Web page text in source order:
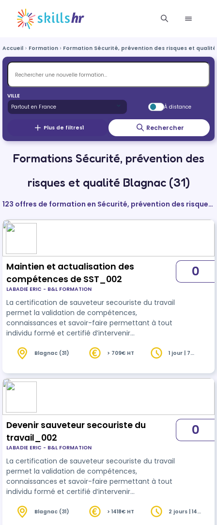
Accueil Formation Formation Sécurité, prévention des risques et qualité
VILLE
À distance
Plus de filtres1 Rechercher
Formations Sécurité, prévention des
risques et qualité Blagnac (31)
123 offres de formation en Sécurité, prévention des risques
et qualité
Maintien et actualisation des
compétences de SST_002
LABADIE ERIC - B&L FORMATION
La certification de sauveteur secouriste du travail
permet la validation de compétences,
connaissances et savoir-faire permettant à tout
individu formé et certifié d’intervenir
en matière deprévention, de mettre en
santé et sécurité au travail, dans le respect de
l’organisation de l’entreprise et des procédures
0
Blagnac (31) > 709€ HT
1 jour | 7
Devenir sauveteur secouriste du
travail_002
LABADIE ERIC - B&L FORMATION
La certification de sauveteur secouriste du travail
permet la validation de compétences,
connaissances et savoir-faire permettant à tout
individu formé et certifié d’intervenir
en matière deprévention, de mettre en
0
Blagnac (31) > 1418€ HT
2 jours | 14